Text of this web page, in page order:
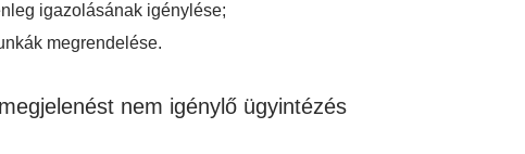
igazolásának igénylése;
megrendelése.
nem igénylő ügyintézés